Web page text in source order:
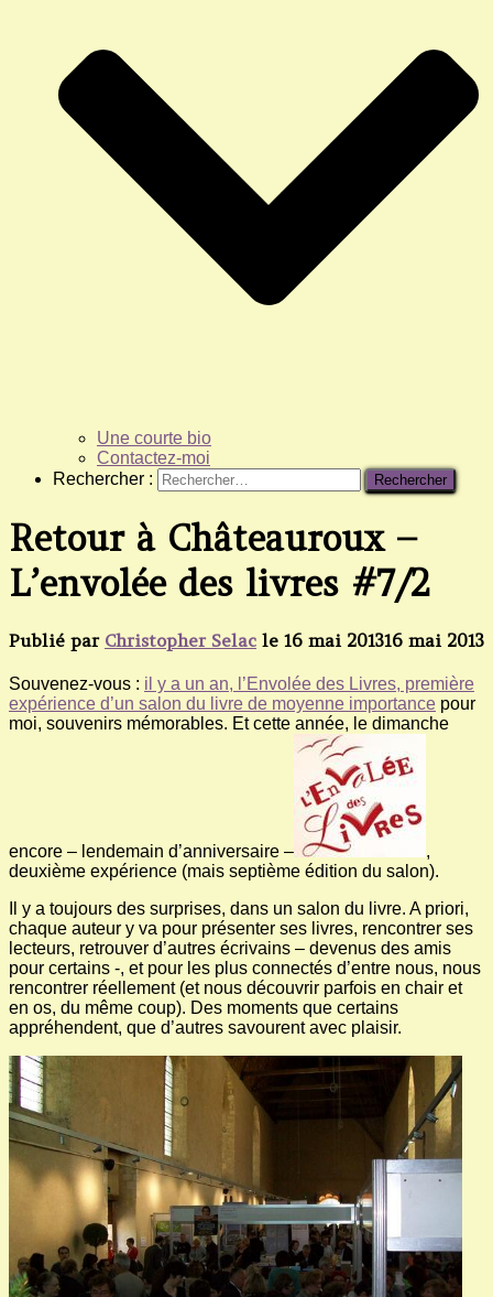
Une courte bio
Contactez-moi
Rechercher :
Retour à Châteauroux –
L’envolée des livres #7/2
Publié par Christopher Selac le 16 mai 201316 mai 2013
Souvenez-vous : il y a un an, l’Envolée des Livres, première
expérience d’un salon du livre de moyenne importance pour
moi, souvenirs mémorables. Et cette année, le dimanche
encore – lendemain d’anniversaire –
,
deuxième expérience (mais septième édition du salon).
Il y a toujours des surprises, dans un salon du livre. A priori,
chaque auteur y va pour présenter ses livres, rencontrer ses
lecteurs, retrouver d’autres écrivains – devenus des amis
pour certains -, et pour les plus connectés d’entre nous, nous
rencontrer réellement (et nous découvrir parfois en chair et
en os, du même coup). Des moments que certains
appréhendent, que d’autres savourent avec plaisir.